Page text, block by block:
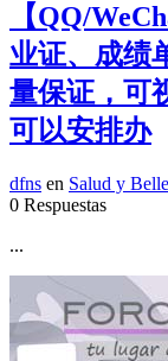
【QQ/
业证、成绩
量保证，可
可以安排办
dfns en Salud y
0 Respuestas
...